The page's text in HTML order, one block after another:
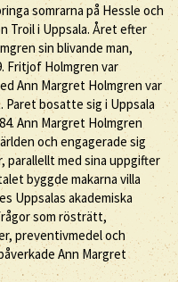
somrarna på Hessle och
Troil i Uppsala. Året efter
sin blivande man,
Fritjof Holmgren var
Ann Margret Holmgren var
bosatte sig i Uppsala
Ann Margret Holmgren
och engagerade sig
parallellt med sina uppgifter
byggde makarna villa
Uppsalas akademiska
som rösträtt,
preventivmedel och
Ann Margret